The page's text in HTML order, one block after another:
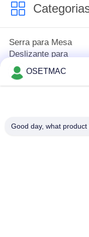
Serra para Mesa
Deslizante para
Madeira
OSETMAC
Good day, what